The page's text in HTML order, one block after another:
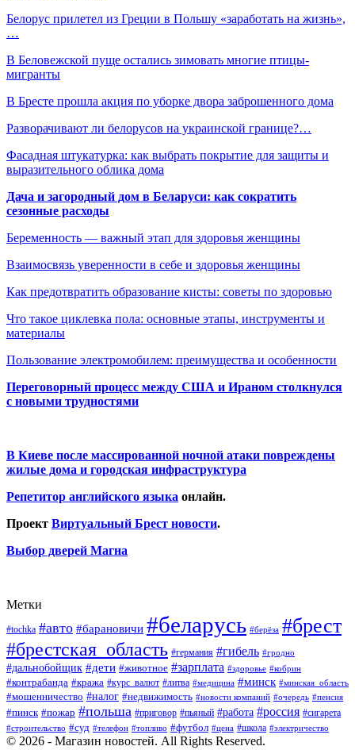
Белорус прилетел из Греции в Польшу «заработать на жизнь»,
…
В Беловежской пуще остались зимовать многие птицы-
мигранты
В Бресте прошла акция по уборке двора заброшенного дома
Разворачивают ли белорусов на украинской границе?…
Фасадная штукатурка: как выбрать покрытие для защиты и
выразительного облика дома
Дача и загородный дом в Беларуси: как сократить
сезонные расходы
Беременность — важный этап для здоровья женщины
Взаимосвязь уверенности в себе и здоровья женщины
Как предотвратить образование кисты: советы по здоровью
Что такое циклевка пола: основные этапы, инструменты и
материалы
Пользование электромобилем: преимущества и особенности
Переговорный процесс между США и Ираном столкнулся
с новыми трудностями
В Киеве после массированной ночной атаки повреждены
жилые дома и городская инфраструктура
Репетитор английского языка онлайн.
Проект Виртуальный Брест новости.
Выбор дверей Магна
Метки
#tochka #авто #барановичи #беларусь #берёза #брест
#брестская_область #германия #гибель #гродно
#дальнобойщик #дети #животное #зарплата #здоровье #кобрин
#контрабанда #кража #курс_валют #литва #медицина #минск #минская_область
#мошенничество #налог #недвижимость #новости компаний #очередь #пенсия
#пинск #пожар #польша #приговор #пьяный #работа #россия #сигарета
#строительство #суд #телефон #топливо #футбол #цена #школа #электричество
© 2026 - Магазин новостей. All Rights Reserved.